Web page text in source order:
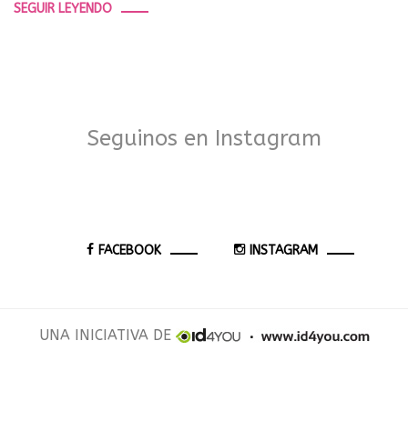
SEGUIR LEYENDO
Seguinos en Instagram
FACEBOOK INSTAGRAM
UNA INICIATIVA DE